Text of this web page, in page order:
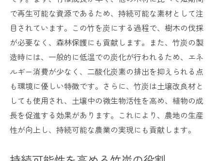
で再生可能な資源であるため、持続可能な素材として注
目されています。この竹を炭にする過程で、樹木の伐採
が必要なく、森林保護にも貢献します。また、竹炭の製
造時には、一般的に低温での炭化が行われるため、エネ
ルギー消費が少なく、二酸化炭素の排出を抑えられる点
も環境に優しい特徴です。さらに、竹炭は土壌改良材と
しても使用され、土壌中の微生物活性を高め、植物の成
長を促進する効果があります。これにより、農地の生産
性が向上し、持続可能な農業の実現にも貢献します。